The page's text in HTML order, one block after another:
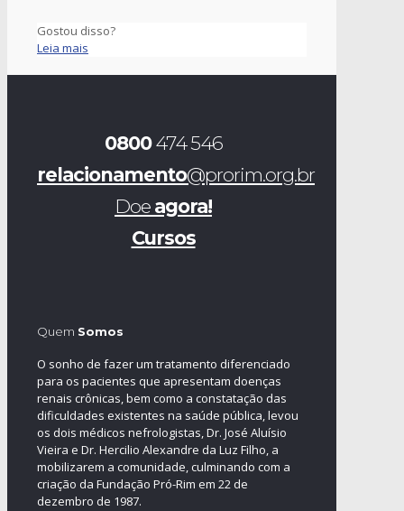
Gostou disso?
Leia mais
0800474 546
relacionamento@prorim.org.br
Doe agora!
Cursos
Quem Somos
O sonho de fazer um tratamento diferenciado
para os pacientes que apresentam doenças
renais crônicas, bem como a constatação das
dificuldades existentes na saúde pública, levou
os dois médicos nefrologistas, Dr. José Aluísio
Vieira e Dr. Hercilio Alexandre da Luz Filho, a
mobilizarem a comunidade, culminando com a
criação da Fundação Pró-Rim em 22 de
dezembro de 1987.